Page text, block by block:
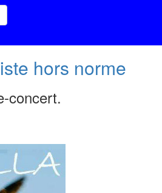
hors norme
concert.